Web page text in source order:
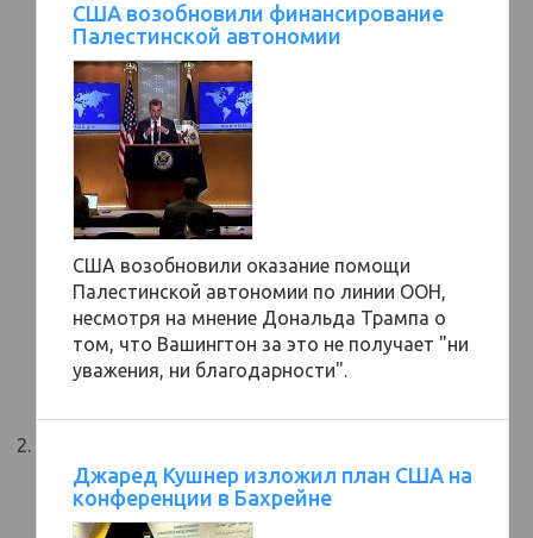
США возобновили финансирование
Палестинской автономии
США возобновили оказание помощи
Палестинской автономии по линии ООН,
несмотря на мнение Дональда Трампа о
том, что Вашингтон за это не получает "ни
уважения, ни благодарности".
Джаред Кушнер изложил план США на
конференции в Бахрейне